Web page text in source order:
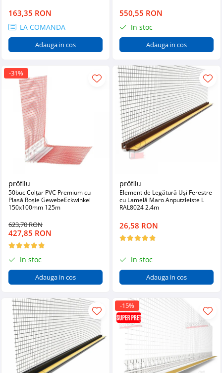
163,35 RON
LA COMANDA
Adauga in cos
550,55 RON
In stoc
Adauga in cos
-31%
pröfilu
50buc Colțar PVC Premium cu
Plasă Roșie GewebeEckwinkel
150x100mm 125m
623,70 RON
427,85 RON
In stoc
Adauga in cos
pröfilu
Element de Legătură Uși Ferestre
cu Lamelă Maro Anputzleiste L
RAL8024 2.4m
26,58 RON
In stoc
Adauga in cos
-15%